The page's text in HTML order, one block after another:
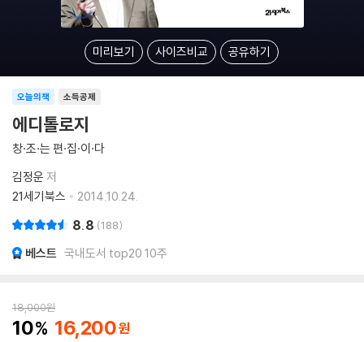
미리보기 사이즈비교 공유하기
소득공제
오늘의책
에디톨로지
창·조·는 편·집·이·다
김정운 저
21세기북스
2014.10.24.
8.8 188
베스트 국내도서 top20 10주
18,000원
10 16,200